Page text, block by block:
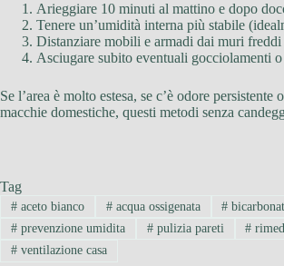
Arieggiare 10 minuti al mattino e dopo
Tenere un’umidità interna più stabile
Distanziare mobili e armadi dai muri
Asciugare subito eventuali gocciolamenti o
Se l’area è molto estesa, se c’è odore
macchie domestiche, questi metodi senza
Tag
#aceto bianco #acqua ossigenata #
#prevenzione umidita #pulizia pareti #
#ventilazione casa